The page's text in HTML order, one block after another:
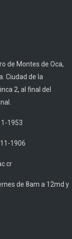
de Montes de Oca,
Ciudad de la
2, al final del
1953
1906
de 8am a 12md y